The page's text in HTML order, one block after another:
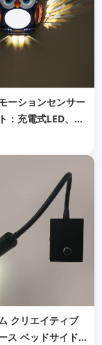
ーションセンサー
：充電式LED、羽
ン付き、スマート
ション検知、ソフ
果、子供に安全
クリエイティブ
ス ベッドサイド調